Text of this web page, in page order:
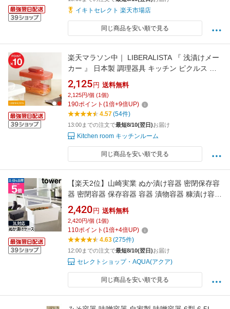
イキトセレクト 楽天市場店
同じ商品を安い順で見る
楽天マラソン中｜ LIBERALISTA 『 浅漬けメー
カー 』 日本製 調理器具 キッチン ピクルス 白
菜 大根 漬物メーカー 漬物容器 漬物 漬け物 浅
漬け サラダ 浅漬けポット 塩漬け つけもの コン
パクト ホワイト レッド 保存 冷蔵庫 リス リベ
ラリスタ
2,125 円 送料無料
2,125円/個 (1個)
190ポイント (1倍+9倍UP)
4.57(54件)
13:00までの注文で最短8/10(翌日)お届け
Kitchen room キッチンルーム
同じ商品を安い順で見る
【楽天2位】山崎実業 ぬか漬け容器 密閉保存容
器 密閉容器 保存容器 容器 漬物容器 糠漬け容器
おしゃれ 密閉 つけもの容器 プラスチック ふた
yamazaki タワーシリーズ [tower タワー 密閉ぬ
か漬けケース 水取り器付 4944 4945
4903208049443 4903208049450]
2,420 円 送料無料
2,420円/個 (1個)
110ポイント (1倍+4倍UP)
4.63(275件)
12:00までの注文で最短8/10(翌日)お届け
セレクトショップ・AQUA(アクア)
同じ商品を安い順で見る